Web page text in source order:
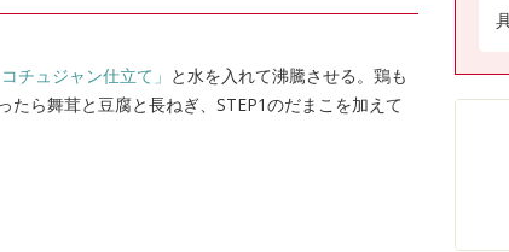
チュジャン仕立て」 と水を入れて沸騰させる。鶏も
ら舞茸と豆腐と長ねぎ、STEP1のだまこを加えて